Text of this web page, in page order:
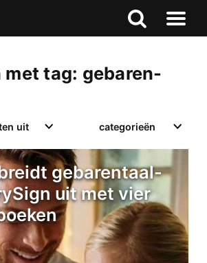
Zoeken
Naar
tag: gebaren-
uit categorieën
gebarentaal-
uit met vier
Zoeken